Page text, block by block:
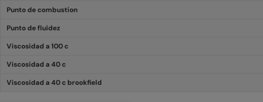
Punto de combustion
Punto de fluidez
Viscosidad a 100 c
Viscosidad a 40 c
Viscosidad a 40 c brookfield